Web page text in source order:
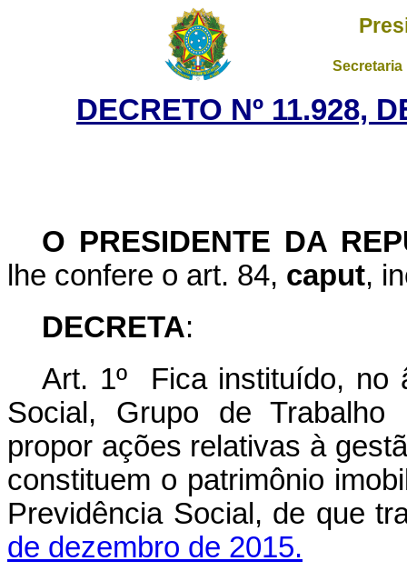
DECRETO Nº 11.928,
O PRESIDENTE DA
lhe confere o art. 84, caput,
DECRETA:
Art. 1º Fica instituído, no
Social, Grupo de
propor ações relativas à
constituem o patrimônio
Previdência Social, de que
de dezembro de 2015.